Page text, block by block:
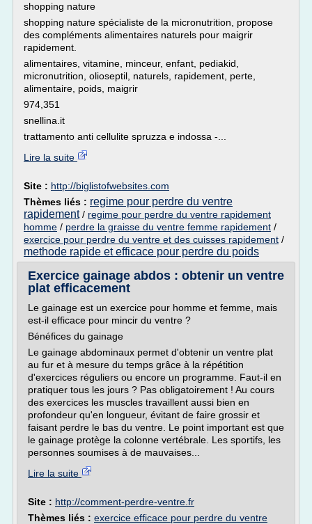
shopping nature
shopping nature spécialiste de la micronutrition, propose
des compléments alimentaires naturels pour maigrir
rapidement.
alimentaires, vitamine, minceur, enfant, pediakid,
micronutrition, olioseptil, naturels, rapidement, perte,
alimentaire, poids, maigrir
974,351
snellina.it
trattamento anti cellulite spruzza e indossa -...
Lire la suite
Site : http://biglistofwebsites.com
Thèmes liés : regime pour perdre du ventre
rapidement/ regime pour perdre du ventre rapidement
homme / perdre la graisse du ventre femme rapidement /
exercice pour perdre du ventre et des cuisses rapidement /
methode rapide et efficace pour perdre du poids
Exercice gainage abdos : obtenir un ventre
plat efficacement
Le gainage est un exercice pour homme et femme, mais
est-il efficace pour mincir du ventre ?
Bénéfices du gainage
Le gainage abdominaux permet d'obtenir un ventre plat
au fur et à mesure du temps grâce à la répétition
d'exercices réguliers ou encore un programme. Faut-il en
pratiquer tous les jours ? Pas obligatoirement ! Au cours
des exercices les muscles travaillent aussi bien en
profondeur qu'en longueur, évitant de faire grossir et
faisant perdre le bas du ventre. Le point important est que
le gainage protège la colonne vertébrale. Les sportifs, les
personnes soumises à de mauvaises...
Lire la suite
Site : http://comment-perdre-ventre.fr
Thèmes liés : exercice efficace pour perdre du ventre